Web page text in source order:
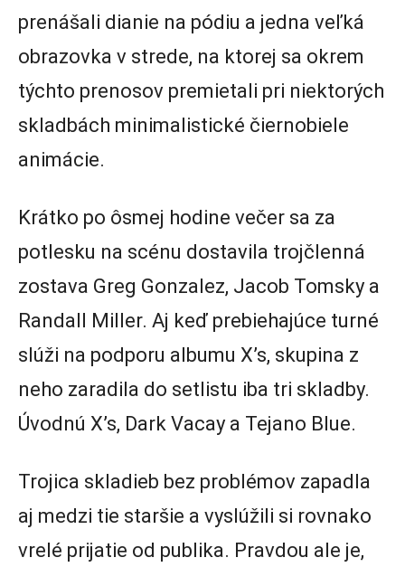
prenášali dianie na pódiu a jedna veľká
obrazovka v strede, na ktorej sa okrem
týchto prenosov premietali pri niektorých
skladbách minimalistické čiernobiele
animácie.
Krátko po ôsmej hodine večer sa za
potlesku na scénu dostavila trojčlenná
zostava Greg Gonzalez, Jacob Tomsky a
Randall Miller. Aj keď prebiehajúce turné
slúži na podporu albumu X’s, skupina z
neho zaradila do setlistu iba tri skladby.
Úvodnú X’s, Dark Vacay a Tejano Blue.
Trojica skladieb bez problémov zapadla
aj medzi tie staršie a vyslúžili si rovnako
vrelé prijatie od publika. Pravdou ale je,